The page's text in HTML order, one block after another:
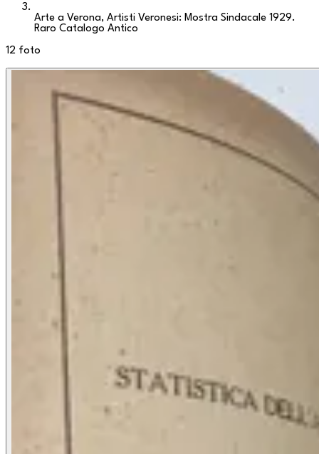
Arte a Verona, Artisti Veronesi: Mostra Sindacale 1929.
Raro Catalogo Antico
12 foto